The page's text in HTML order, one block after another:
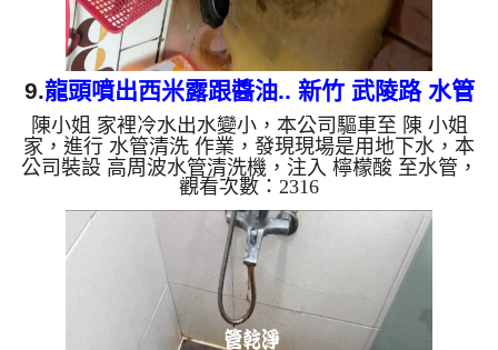
9.龍頭噴出西米露跟醬油.. 新竹 武陵路 水管
清洗
陳小姐 家裡冷水出水變小，本公司驅車至 陳 小姐
家，進行 水管清洗 作業，發現現場是用地下水，本
公司裝設 高周波水管清洗機，注入 檸檬酸 至水管，
等了約15分，開啟 水管清洗機 ，啟動 螺旋波 模式，
一洗水管就流出黑色一顆顆異物，就像是西米露，忽
然變成醬油色，四個多小時後，出水變乾淨出水量也
變大了。 如是自來水，如水管老化，會產生鐵鏽跟
泥沙堆積，洗出來的水就會是咖啡色，地下水含有氧
化錳，管壁上會結成黑色管垢，洗出來的水會跟石油
一樣黑，有些洗出綠色的水，是因為裡面有銅的物
質，生鏽產生銅綠，...
觀看次數：2316